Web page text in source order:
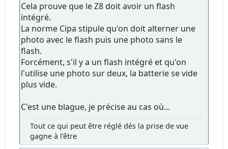
Cela prouve que le Z8 doit avoir un flash
intégré.
La norme Cipa stipule qu'on doit alterner une
photo avec le flash puis une photo sans le
flash.
Forcément, s'il y a un flash intégré et qu'on
l'utilise une photo sur deux, la batterie se vide
plus vide.
C'est une blague, je précise au cas où...
Tout ce qui peut être réglé dès la prise de vue
gagne à l'être